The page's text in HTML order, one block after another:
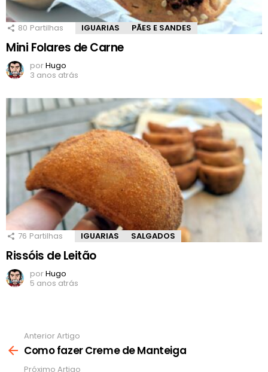
80 Partilhas IGUARIAS PÃES E SANDES
Mini Folares de Carne
porHugo
3 anos atrás
76 Partilhas IGUARIAS SALGADOS
Rissóis de Leitão
porHugo
5 anos atrás
mais
Anterior Artigo
Como fazer Creme de Manteiga
Próximo Artigo